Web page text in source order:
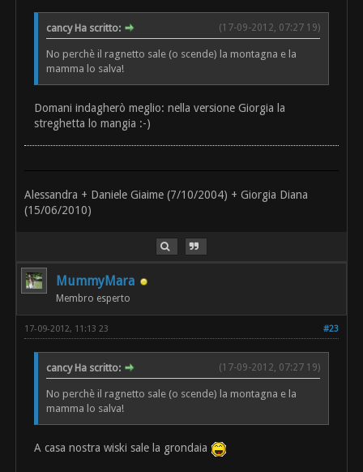
(17-09-2012, 07:27 19)
cancy Ha scritto:
No perchè il ragnetto sale (o scende) la montagna e la
mamma lo salva!
Domani indagherò meglio: nella versione Giorgia la
streghetta lo mangia :-)
Alessandra + Daniele Giaime (7/10/2004) + Giorgia Diana
(15/06/2010)
MummyMara
Membro esperto
#23
17-09-2012, 11:13 23
(17-09-2012, 07:27 19)
cancy Ha scritto:
No perchè il ragnetto sale (o scende) la montagna e la
mamma lo salva!
A casa nostra wiski sale la grondaia